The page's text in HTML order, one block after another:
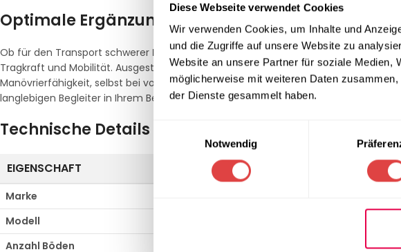
Diese Webseite verwendet Cookies
Wir verwenden Cookies, um Inhalte und
und die Zugriffe auf unsere Website zu
Website an unsere Partner für soziale Medien,
möglicherweise mit weiteren Daten
der Dienste gesammelt haben.
Notwendig
Optimale Ergänzung für Ihre Küchenausstattung
Ob für den Transport schwerer Küchenmaschinen oder als mobile Abstellfläche
Tragkraft und Mobilität. Ausgestattet mit leichtgängigen Rollen und
Manövrierfähigkeit, selbst bei voller Beladung. Die ergonomische Bauweise
langlebigen Begleiter in Ihrem Betrieb.
Technische Details im Überblick
EIGENSCHAFT SPEZIFIKATION
Marke
Modell
Anzahl Böden